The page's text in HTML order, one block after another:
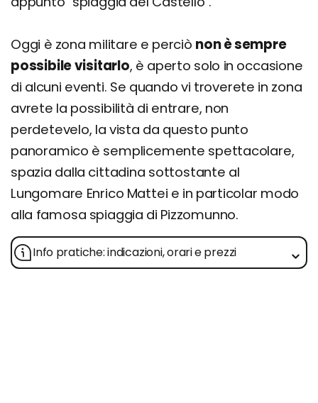
Oggi è zona militare e perciò non è sempre
possibile visitarlo, è aperto solo in occasione
di alcuni eventi. Se quando vi troverete in zona
avrete la possibilità di entrare, non
perdetevelo, la vista da questo punto
panoramico è semplicemente spettacolare,
spazia dalla cittadina sottostante al
Lungomare Enrico Mattei e in particolar modo
alla famosa spiaggia di Pizzomunno.
Info pratiche: indicazioni, orari e prezzi